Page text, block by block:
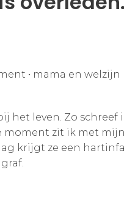
• mama en welzijn
het leven. Zo schreef
moment zit ik met
krijgt ze een